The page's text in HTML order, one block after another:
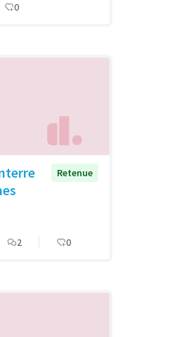
0
Retenue
2 0